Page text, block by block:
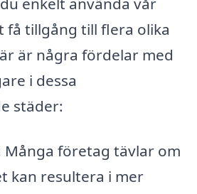
tillgång till flera olika
är några fördelar med
i dessa
städer:
Många företag tävlar om
kan resultera i mer